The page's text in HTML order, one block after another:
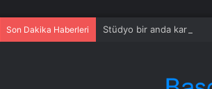
Son Dakika Haberleri Stüdyo bir anda karıştı: